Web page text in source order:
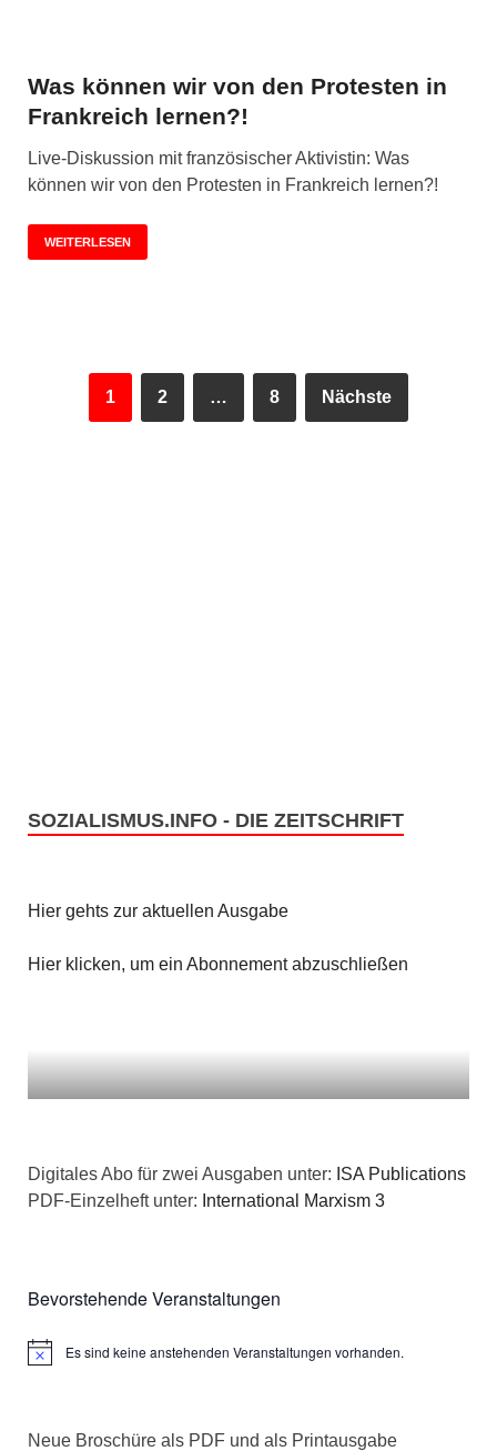
Was können wir von den Protesten in
Frankreich lernen?!
Live-Diskussion mit französischer Aktivistin: Was
können wir von den Protesten in Frankreich lernen?!
WEITERLESEN
1 2 … 8 Nächste
SOZIALISMUS.INFO - DIE ZEITSCHRIFT
Hier gehts zur aktuellen Ausgabe
Hier klicken, um ein Abonnement abzuschließen
Digitales Abo für zwei Ausgaben unter: ISA Publications
PDF-Einzelheft unter: International Marxism 3
Bevorstehende Veranstaltungen
HinweisEs sind keine anstehenden Veranstaltungen vorhanden.
Neue Broschüre als PDF und als Printausgabe